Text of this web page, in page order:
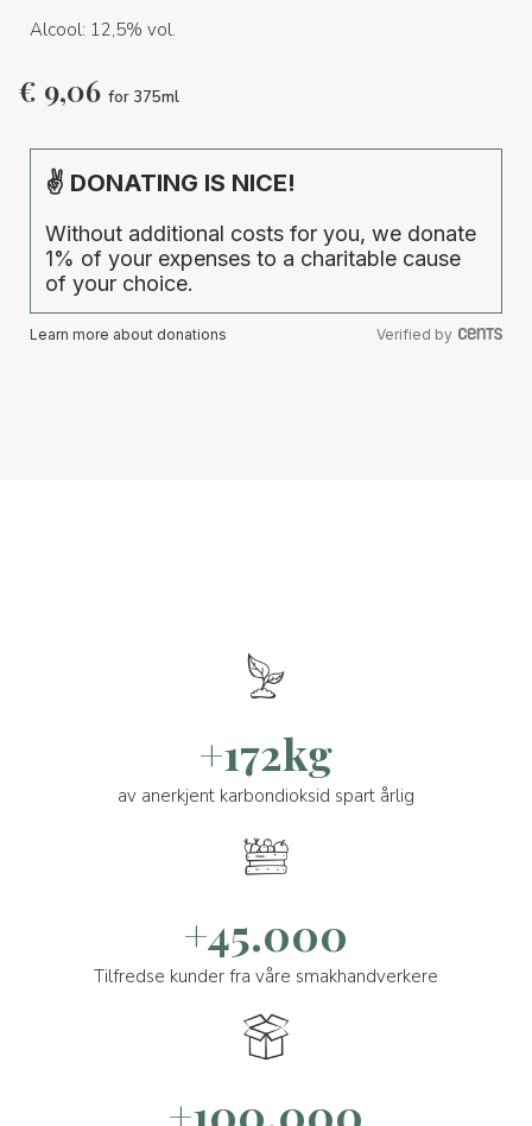
Alcool: 12,5% vol.
€ 9,06 for 375ml
✌ DONATING IS NICE!
Without additional costs for you, we donate
1% of your expenses to a charitable cause
of your choice.
Learn more about donations Verified by
+172kg
av anerkjent karbondioksid spart årlig
+45.000
Tilfredse kunder fra våre smakhandverkere
+100.000